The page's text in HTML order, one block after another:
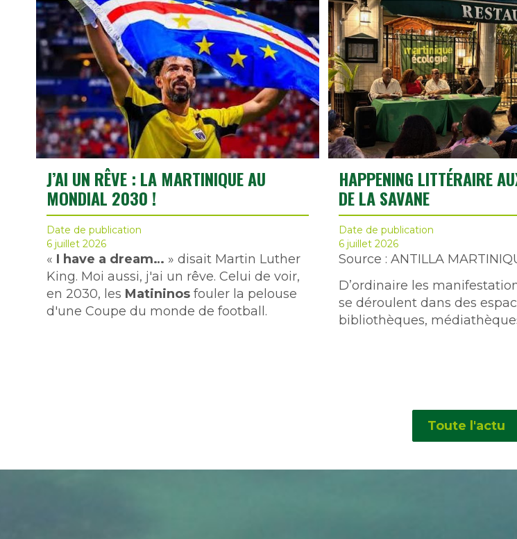
J’AI UN RÊVE : LA MARTINIQUE AU
MONDIAL 2030 !
Date de publication
6 juillet 2026
« I have a dream… » disait Martin Luther
King. Moi aussi, j'ai un rêve. Celui de voir,
en 2030, les Matininos fouler la pelouse
d'une Coupe du monde de football.
HAPPENING LITTÉRAIRE
DE LA SAVANE
Date de publication
6 juillet 2026
Source : ANTILLA
D’ordinaire les
se déroulent dans des
bibliothèques,
Toute l'actu